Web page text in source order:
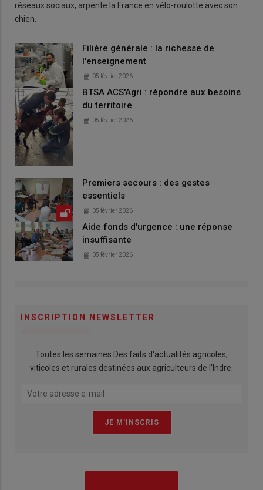
réseaux sociaux, arpente la France en vélo-roulotte avec son
chien.
Filière générale : la richesse de
l'enseignement
05 février 2026
BTSA ACS'Agri : répondre aux besoins
du territoire
05 février 2026
Premiers secours : des gestes
essentiels
05 février 2026
Aide fonds d'urgence : une réponse
insuffisante
05 février 2026
INSCRIPTION NEWSLETTER
Toutes les semaines Des faits d'actualités agricoles,
viticoles et rurales destinées aux agriculteurs de l'Indre.